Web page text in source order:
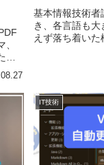
つ
か
通
基本情報技術者
き、各言語も
えず落ち着い
IT技術